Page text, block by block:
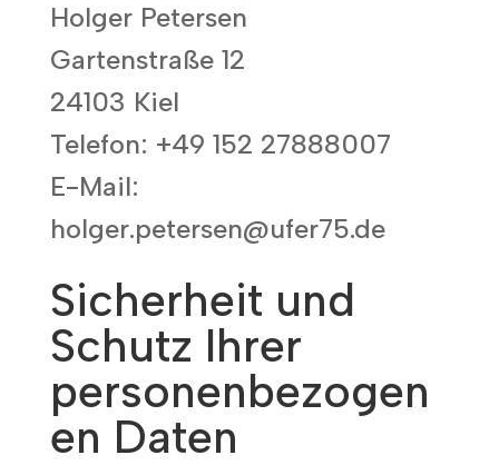
Holger Petersen
Gartenstraße 12
24103 Kiel
Telefon: +49 152 27888007
E-Mail:
holger.petersen@ufer75.de
Sicherheit und
Schutz Ihrer
personenbezogen
en Daten